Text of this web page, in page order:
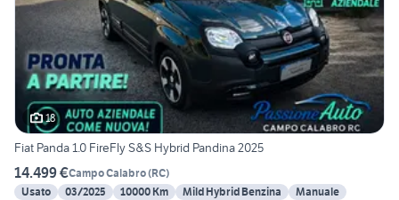
18
Fiat Panda 1.0 FireFly S&S Hybrid Pandina 2025
14.499 €Campo Calabro(RC)
Usato
03/2025 10000 Km Mild Hybrid Benzina
Manuale